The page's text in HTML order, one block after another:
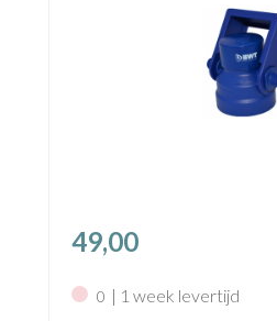
49,00
0 | 1 week levertijd